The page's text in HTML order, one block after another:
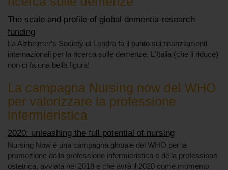
The scale and profile of global dementia research
funding
La Alzheimer's Society di Londra fa il punto sui finanziamenti
internazionali per la ricerca sulle demenze. L'Italia (che li riduce)
non ci fa una bella figura!
La campagna Nursing now del WHO
per valorizzare la professione
infermieristica
2020: unleashing the full potential of nursing
Nursing Now è una campagna globale del WHO per la
promozione della professione infermieristica e della professione
ostetrica, avviata nel 2018 e che avrà il 2020 come momento